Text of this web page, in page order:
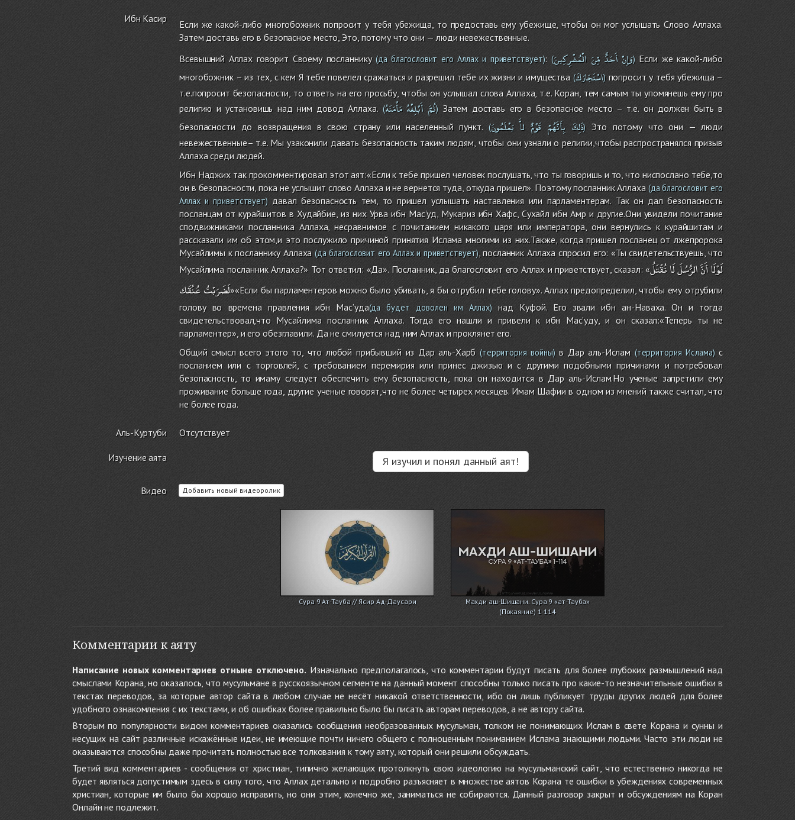
Ибн Касир
Если же какой-либо многобожник попросит у тебя убежища, то предоставь ему убежище, чтобы он мог услышать Слово Аллаха.
Затем доставь его в безопасное место, Это, потому что они — люди невежественные.
Всевышний Аллах говорит Своему посланнику(да благословит его Аллах и приветствует): ( وَإِنْأَحَدٌ مِّنَ الْمُشْرِكِينَ )Если же какой-либо
многобожник – из тех, с кем Я тебе повелел сражаться и разрешил тебе их жизни и имущества (اسْتَجَارَكَ)попросит у тебя убежища –
т.е.попросит безопасности, то ответь на его просьбу, чтобы он услышал слова Аллаха, т.е. Коран, тем самым ты упомянешь ему про
религию и установишь над ним довод Аллаха. ( ثُمَّ أَبْلِغْهُ مَأْمَنَهُ ) Затем доставь его в безопасное место – т.е. он должен быть в
безопасности до возвращения в свою страну или населенный пункт. ( ذَلِكَ بِأَنَّهُمْ قَوْمٌ لاَّ يَعْلَمُونَ ) Это потому что они — люди
невежественные– т.е. Мы узаконили давать безопасность таким людям, чтобы они узнали о религии,чтобы распространялся призыв
Аллаха среди людей.
Ибн Наджих так прокомментировал этот аят:«Если к тебе пришел человек послушать, что ты говоришь и то, что ниспослано тебе,то
он в безопасности, пока не услышит слово Аллаха и не вернется туда, откуда пришел». Поэтому посланник Аллаха(да благословит его
Аллах и приветствует)давал безопасность тем, то пришел услышать наставления или парламентерам. Так он дал безопасность
посланцам от курайшитов в Худайбие, из них Урва ибн Мас’уд, Мукариз ибн Хафс, Сухайл ибн Амр и другие.Они увидели почитание
сподвижниками посланника Аллаха, несравнимое с почитанием никакого царя или императора, они вернулись к курайшитам и
рассказали им об этом,и это послужило причиной принятия Ислама многими из них.Также, когда пришел посланец от лжепророка
Мусайлимы к посланнику Аллаха (да благословит его Аллах и приветствует), посланник Аллаха спросил его: «Ты свидетельствуешь, что
Мусайлима посланник Аллаха?» Тот ответил: «Да». Посланник, да благословит его Аллах и приветствует, сказал: «
لَوْلَاأَنَّالرُّسُلَلَاتُقْتَلُ
لَضَرَبْتُعُنُقَك
»«Если бы парламентеров можно было убивать, я бы отрубил тебе голову». Аллах предопределил, чтобы ему отрубили
голову во времена правления ибн Мас’уда(да будет доволен им Аллах) над Куфой. Его звали ибн ан-Наваха. Он и тогда
свидетельствовал,что Мусайлима посланник Аллаха. Тогда его нашли и привели к ибн Мас’уду, и он сказал:«Теперь ты не
парламентер», и его обезглавили. Да не смилуется над ним Аллах и проклянет его.
Общий смысл всего этого то, что любой прибывший из Дар аль-Харб (территория войны)в Дар аль-Ислам (территория Ислама)с
посланием или с торговлей, с требованием перемирия или принес джизью и с другими подобными причинами и потребовал
безопасность, то имаму следует обеспечить ему безопасность, пока он находится в Дар аль-Ислам.Но ученые запретили ему
проживание больше года, другие ученые говорят,что не более четырех месяцев. Имам Шафии в одном из мнений также считал, что
не более года.
Аль-Куртуби Отсутствует
Изучение аята Я изучил и понял данный аят!
Видео Добавить новый видеоролик
Сура 9 Ат-Тауба // Ясир Ад-Даусари
Махди аш-Шишани. Сура 9 «ат-Тауба»
(Покаяние) 1-114
Комментарии к аяту
Написание новых комментариев отныне отключено. Изначально предполагалось, что комментарии будут писать для более глубоких размышлений над
смыслами Корана, но оказалось, что мусульмане в русскоязычном сегменте на данный момент способны только писать про какие-то незначительные ошибки в
текстах переводов, за которые автор сайта в любом случае не несёт никакой ответственности, ибо он лишь публикует труды других людей для более
удобного ознакомления с их текстами, и об ошибках более правильно было бы писать авторам переводов, а не автору сайта.
Вторым по популярности видом комментариев оказались сообщения необразованных мусульман, толком не понимающих Ислам в свете Корана и сунны и
несущих на сайт различные искажённые идеи, не имеющие почти ничего общего с полноценным пониманием Ислама знающими людьми. Часто эти люди не
оказываются способны даже прочитать полностью все толкования к тому аяту, который они решили обсуждать.
Третий вид комментариев - сообщения от христиан, типично желающих протолкнуть свою идеологию на мусульманский сайт, что естественно никогда не
будет являться допустимым здесь в силу того, что Аллах детально и подробно разъясняет в множестве аятов Корана те ошибки в убеждениях современных
христиан, которые им было бы хорошо исправить, но они этим, конечно же, заниматься не собираются. Данный разговор закрыт и обсуждениям на Коран
Онлайн не подлежит.